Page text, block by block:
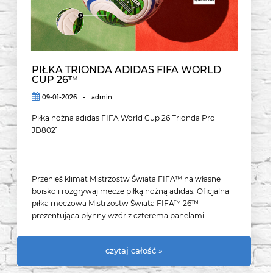
PIŁKA TRIONDA ADIDAS FIFA WORLD
CUP 26™
09-01-2026 - admin
Piłka nożna adidas FIFA World Cup 26 Trionda Pro
JD8021
Przenieś klimat Mistrzostw Świata FIFA™ na własne
boisko i rozgrywaj mecze piłką nożną adidas. Oficjalna
piłka meczowa Mistrzostw Świata FIFA™ 26™
prezentująca płynny wzór z czterema panelami
na obiektach sportowych w obu Amerykach. Żywe
kolory i odważne symbole narodowe reprezentują trzy
czytaj całość »